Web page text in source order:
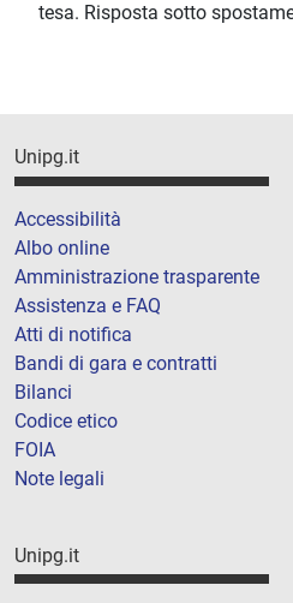
tesa. Risposta sotto
Unipg.it
Accessibilità
Albo online
Amministrazione trasparente
Assistenza e FAQ
Atti di notifica
Bandi di gara e contratti
Bilanci
Codice etico
FOIA
Note legali
Unipg.it